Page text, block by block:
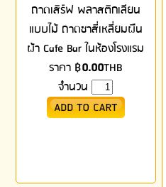
ถาดเสิร์ฟ พลาสติกเลียน
แบบไม้ ถาดชาสี่เหลี่ยมผืน
ผ้า Cafe Bar ในห้องโรงแรม
ราคา ฿0.00THB
จำนวน